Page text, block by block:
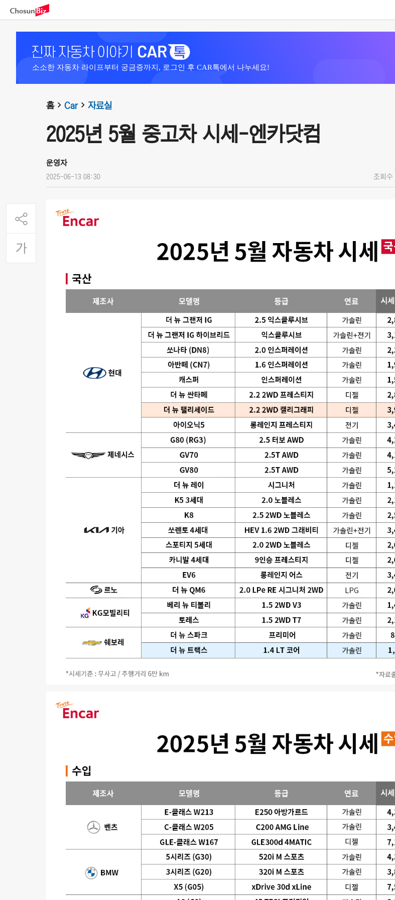
소소한 자동차 라이프부터 궁금증까지, 로그인 후 CAR톡에서 나누세요!
홈 Car 자료실
2025년 5월 중고차 시세-엔카닷컴
운영자
2025-06-13 08:30 조회수